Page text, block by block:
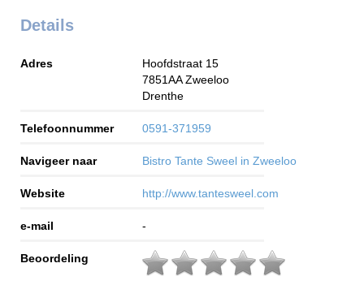
Details
Adres
Hoofdstraat 15
7851AA Zweeloo
Drenthe
Telefoonnummer 0591-371959
Navigeer naar Bistro Tante Sweel in Zweeloo
Website http://www.tantesweel.com
e-mail -
Beoordeling